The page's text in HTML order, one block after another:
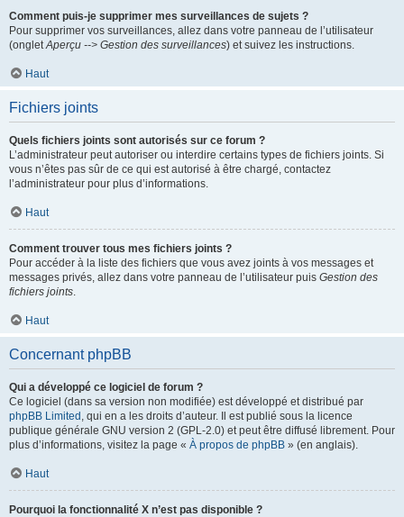
Comment puis-je supprimer mes surveillances de sujets ?
Pour supprimer vos surveillances, allez dans votre panneau de l’utilisateur
(ongletAperçu --> Gestion des surveillances) et suivez les instructions.
Haut
Fichiers joints
Quels fichiers joints sont autorisés sur ce forum ?
L’administrateur peut autoriser ou interdire certains types de fichiers joints. Si
vous n’êtes pas sûr de ce qui est autorisé à être chargé, contactez
l’administrateur pour plus d’informations.
Haut
Comment trouver tous mes fichiers joints ?
Pour accéder à la liste des fichiers que vous avez joints à vos messages et
messages privés, allez dans votre panneau de l’utilisateur puis Gestion des
fichiers joints.
Haut
Concernant phpBB
Qui a développé ce logiciel de forum ?
Ce logiciel (dans sa version non modifiée) est développé et distribué par
phpBB Limited , qui en a les droits d’auteur. Il est publié sous la licence
publique générale GNU version 2 (GPL-2.0) et peut être diffusé librement. Pour
plus d’informations, visitez la page « À propos de phpBB » (en anglais).
Haut
Pourquoi la fonctionnalité X n’est pas disponible ?